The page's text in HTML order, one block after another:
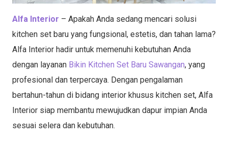
Alfa Interior – Apakah Anda sedang mencari solusi
kitchen set baru yang fungsional, estetis, dan tahan lama?
Alfa Interior hadir untuk memenuhi kebutuhan Anda
dengan layanan Bikin Kitchen Set Baru Sawangan, yang
profesional dan terpercaya. Dengan pengalaman
bertahun-tahun di bidang interior khusus kitchen set, Alfa
Interior siap membantu mewujudkan dapur impian Anda
sesuai selera dan kebutuhan.